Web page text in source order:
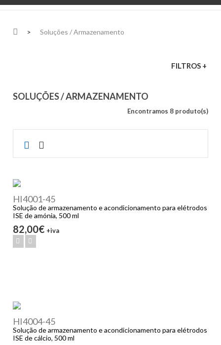
> Soluções / Armazenamento
FILTROS +
SOLUÇÕES / ARMAZENAMENTO
Encontramos 8 produto(s)
HI4001-45
Solução de armazenamento e acondicionamento para elétrodos
ISE de amónia, 500 ml
82,00€ +iva
HI4004-45
Solução de armazenamento e acondicionamento para elétrodos
ISE de cálcio, 500 ml